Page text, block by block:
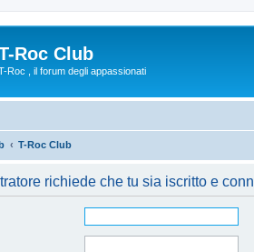
Roc Club
Roc , il forum degli appassionati
T-Roc Club
richiede che tu sia iscritto e